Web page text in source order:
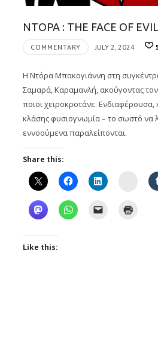
ΝΤΟΡΑ : THE FACE OF EVIL
COMMENTARY JULY 2, 2024
Η Ντόρα Μπακογιάννη στη
Σαμαρά, Καραμανλή, ακούγοντας
ποιοι χειροκροτάνε. Ενδιαφέρουσα,
κλάσης φυσιογνωμία – το σωστό να
εννοούμενα παραλείπονται.
Share this:
Like this: